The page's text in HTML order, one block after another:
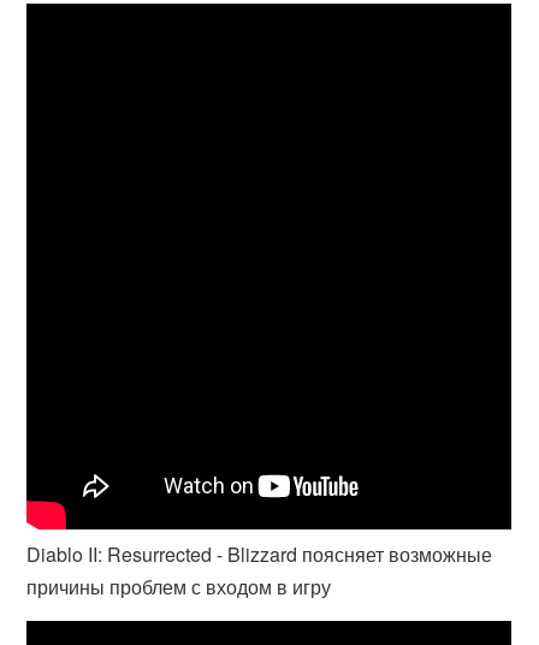
Diablo II: Resurrected - Blizzard поясняет возможные
причины проблем с входом в игру